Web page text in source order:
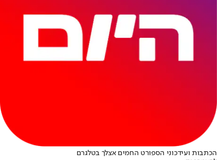
הכתבות ועידכוני הספורט החמים אצלך בטלגרם